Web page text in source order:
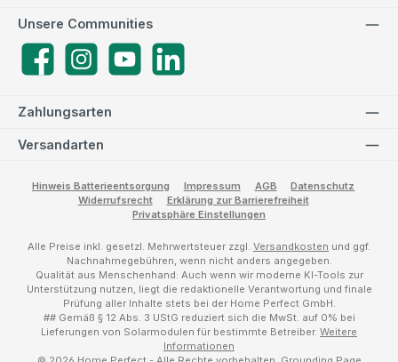
Zahlungsarten
Versandarten
Unsere Communities
FacebookInstagramYouTube
Hinweis Batterieentsorgung Impressum AGB
Datenschutz
Widerrufsrecht
Erklärung zur Barrierefreiheit
Privatsphäre Einstellungen
Alle Preise inkl. gesetzl. Mehrwertsteuer zzgl. Versandkosten und ggf.
Nachnahmegebühren, wenn nicht anders angegeben.
Qualität aus Menschenhand: Auch wenn wir moderne KI-Tools zur
Unterstützung nutzen, liegt die redaktionelle Verantwortung und finale
Prüfung aller Inhalte stets bei der Home Perfect GmbH.
## Gemäß § 12 Abs. 3 UStG reduziert sich die MwSt. auf 0% bei
Lieferungen von Solarmodulen für bestimmte Betreiber. Weitere
Informationen